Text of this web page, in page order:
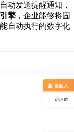
动发送提醒通知，
擎 ，企业能够将固
自动执行的数字化